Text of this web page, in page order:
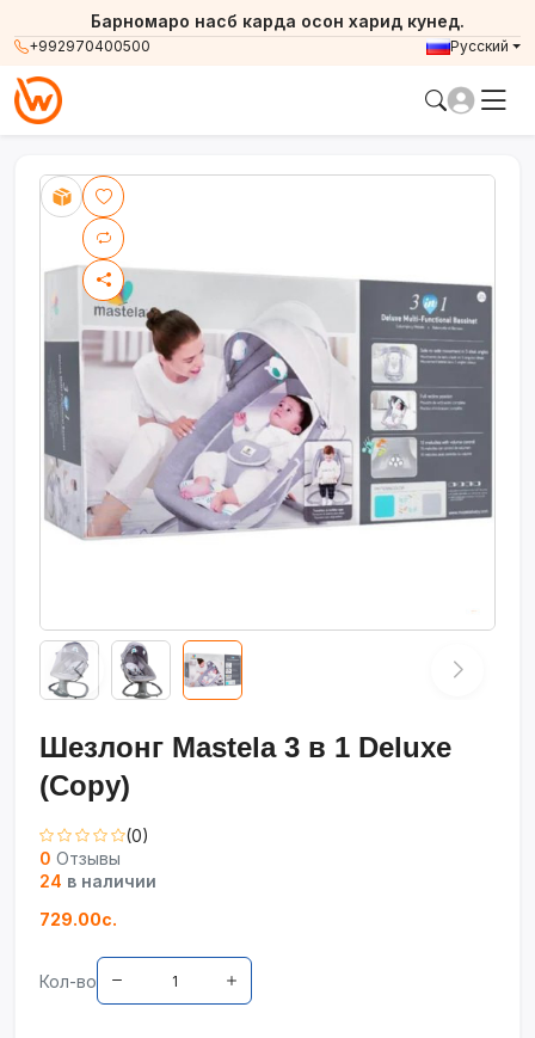
+992970400500
Барномаро насб карда осон харид кунед.
Русский
Шезлонг Mastela 3 в 1 Deluxe
(Copy)
(0)
0 Отзывы
24 в наличии
729.00с.
Кол-во